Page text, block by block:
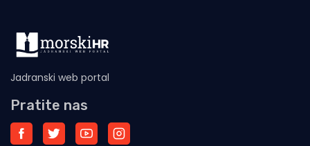
Jadranski web portal
Pratite nas